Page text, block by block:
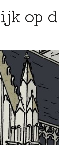
op